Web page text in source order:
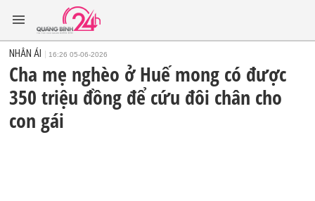
NHÂN ÁI 16:26 05-06-2026
Cha mẹ nghèo ở Huế mong có được
350 triệu đồng để cứu đôi chân cho
con gái